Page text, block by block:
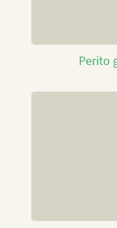
Perito